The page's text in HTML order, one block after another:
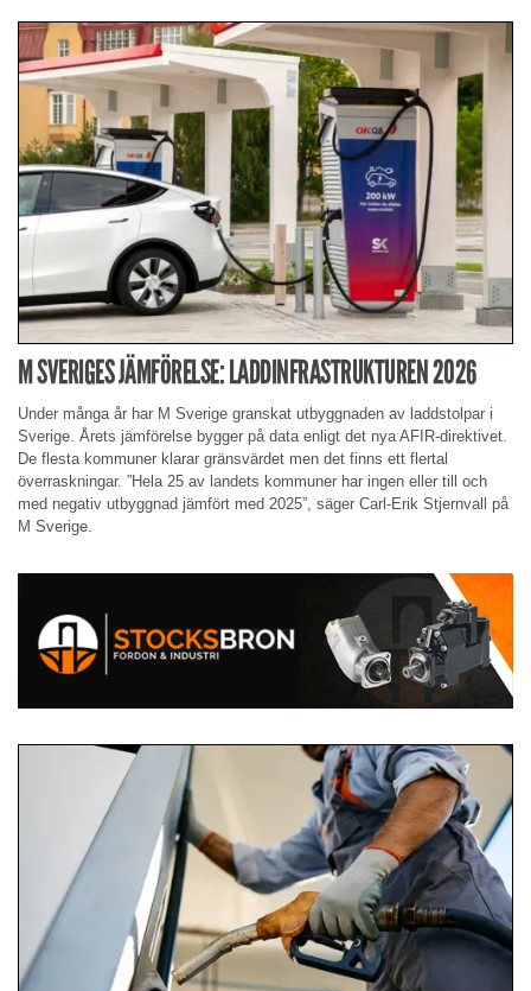
M SVERIGES JÄMFÖRELSE: LADDINFRASTRUKTUREN 2026
Under många år har M Sverige granskat utbyggnaden av laddstolpar i
Sverige. Årets jämförelse bygger på data enligt det nya AFIR-direktivet.
De flesta kommuner klarar gränsvärdet men det finns ett flertal
överraskningar. ”Hela 25 av landets kommuner har ingen eller till och
med negativ utbyggnad jämfört med 2025”, säger Carl-Erik Stjernvall på
M Sverige.